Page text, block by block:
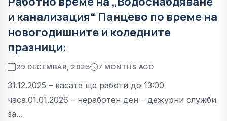
и канализация“ Панцево по време на
новогодишните и коледните
празници:
29 DECEMBAR, 2025 7 MONTHS AGO
31.12.2025 – касата ще работи до 13:00
часа.01.01.2026 – неработен ден – дежурни служби
за...